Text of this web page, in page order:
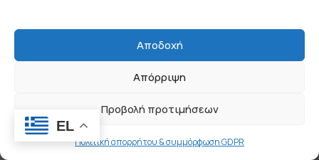
Αποδοχή
Απόρριψη
Προβολή προτιμήσεων
Πολιτική απορρήτου & συμμόρφωση GDPR
EL